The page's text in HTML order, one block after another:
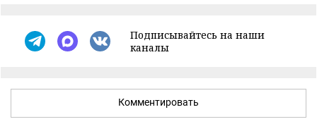
Подписывайтесь на наши
каналы
Комментировать